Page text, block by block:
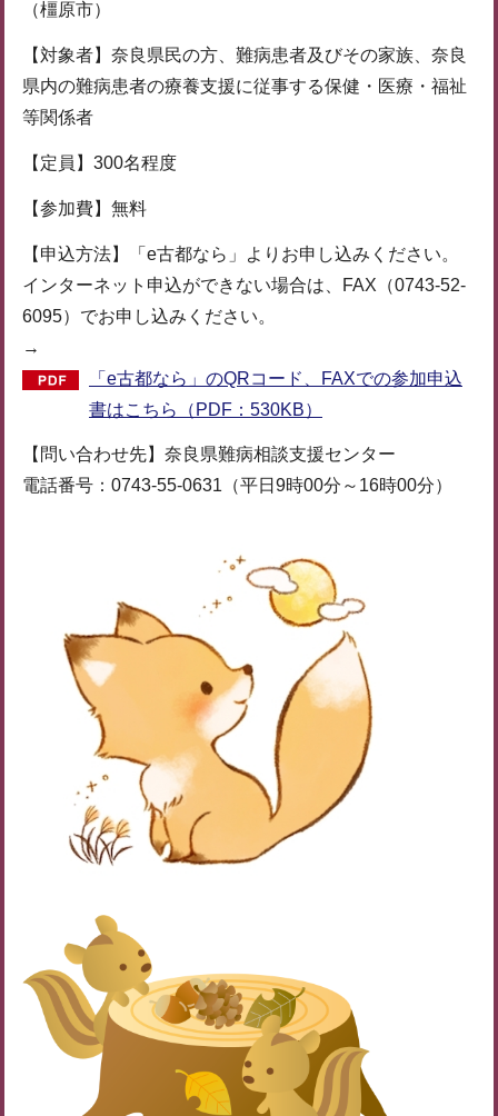
（橿原市）
【対象者】奈良県民の方、難病患者及びその家族、奈良
県内の難病患者の療養支援に従事する保健・医療・福祉
等関係者
【定員】300名程度
【参加費】無料
【申込方法】「e古都なら」よりお申し込みください。
インターネット申込ができない場合は、FAX（0743-52-
6095）でお申し込みください。
→
「e古都なら」のQRコード、FAXでの参加申込
書はこちら（PDF：530KB）
【問い合わせ先】奈良県難病相談支援センター
電話番号：0743-55-0631（平日9時00分～16時00分）